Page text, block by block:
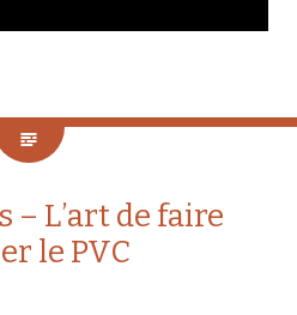
– L’art de faire
le PVC